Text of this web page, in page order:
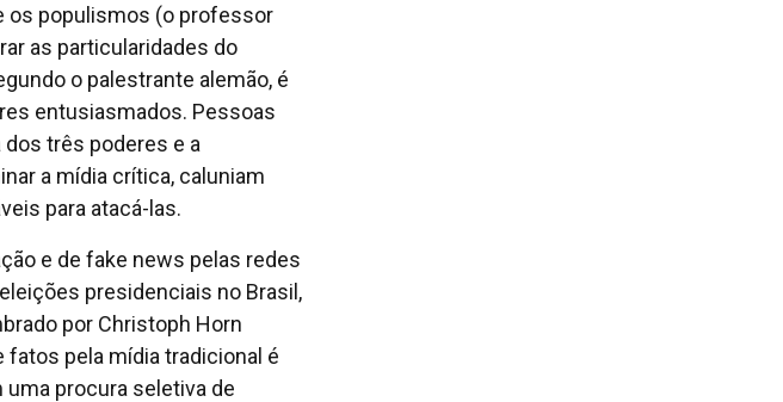
os populismos (o professor
as particularidades do
o palestrante alemão, é
entusiasmados. Pessoas
três poderes e a
a mídia crítica, caluniam
para atacá-las.
e de fake news pelas redes
presidenciais no Brasil,
por Christoph Horn
fatos pela mídia tradicional é
procura seletiva de